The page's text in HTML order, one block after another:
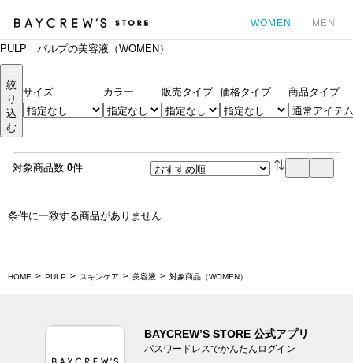
WOMEN MEN
PULP｜パルプの美容液（WOMEN）
絞
り
込
む
サイズ カラー 販売タイプ 価格タイプ 商品タイプ
対象商品数 0件
条件に一致する商品がありません
HOME PULP スキンケア 美容液 対象商品（WOMEN）
BAYCREW’S STORE 公式アプリ
パスワードレスでかんたんログイン